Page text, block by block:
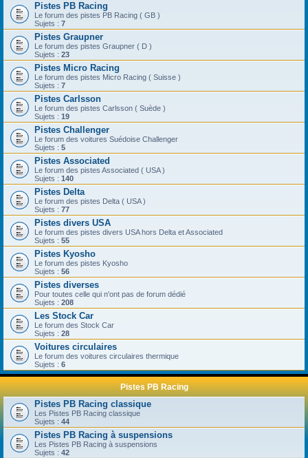
Pistes PB Racing
Le forum des pistes PB Racing ( GB )
Sujets : 7
Pistes Graupner
Le forum des pistes Graupner ( D )
Sujets : 23
Pistes Micro Racing
Le forum des pistes Micro Racing ( Suisse )
Sujets : 7
Pistes Carlsson
Le forum des pistes Carlsson ( Suède )
Sujets : 19
Pistes Challenger
Le forum des voitures Suédoise Challenger
Sujets : 5
Pistes Associated
Le forum des pistes Associated ( USA )
Sujets : 140
Pistes Delta
Le forum des pistes Delta ( USA )
Sujets : 77
Pistes divers USA
Le forum des pistes divers USA hors Delta et Associated
Sujets : 55
Pistes Kyosho
Le forum des pistes Kyosho
Sujets : 56
Pistes diverses
Pour toutes celle qui n'ont pas de forum dédié
Sujets : 208
Les Stock Car
Le forum des Stock Car
Sujets : 28
Voitures circulaires
Le forum des voitures circulaires thermique
Sujets : 6
Pistes PB Racing
Pistes PB Racing classique
Les Pistes PB Racing classique
Sujets : 44
Pistes PB Racing à suspensions
Les Pistes PB Racing à suspensions
Sujets : 42